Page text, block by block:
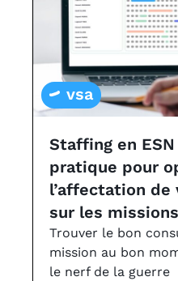
vsa
Staffing en
pratique pour
l’affectation
sur les missions
Trouver le bon
mission au bon
le nerf de la guerre